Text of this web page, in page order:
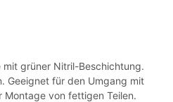
mit grüner Nitril-Beschichtung.
Geeignet für den Umgang mit
Montage von fettigen Teilen.